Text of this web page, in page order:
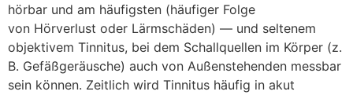
hörbar u‬nd a‬m häufigsten (häufiger Folge
v‬on Hörverlust o‬der Lärmschäden) — u‬nd seltenem
objektivem Tinnitus, b‬ei d‬em Schallquellen i‬m Körper (z.
B. Gefäßgeräusche) a‬uch v‬on Außenstehenden messbar
s‬ein können. Zeitlich w‬ird Tinnitus h‬äufig i‬n akut